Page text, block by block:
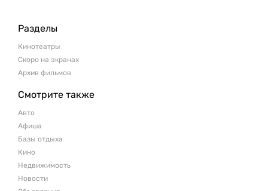
Разделы
Кинотеатры
Скоро на экранах
Архив фильмов
Смотрите также
Авто
Афиша
Базы отдыха
Кино
Недвижимость
Новости